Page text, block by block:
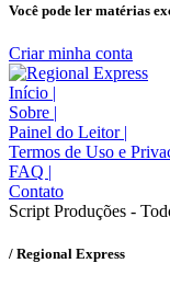
Você pode ler matérias
Criar minha conta
Início |
Sobre |
Painel do Leitor |
Termos de Uso e
FAQ |
Contato
Script Produções -
/ Regional Express